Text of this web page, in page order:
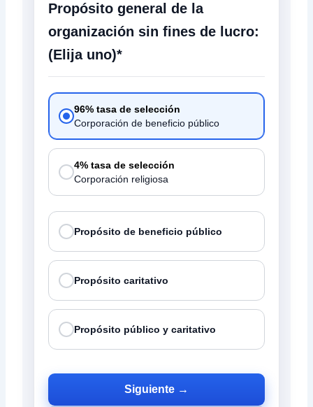
Propósito general de la
organización sin fines de lucro:
(Elija uno)*
96% tasa de selección
Corporación de beneficio público
4% tasa de selección
Corporación religiosa
Propósito de beneficio público
Propósito caritativo
Propósito público y caritativo
Siguiente →